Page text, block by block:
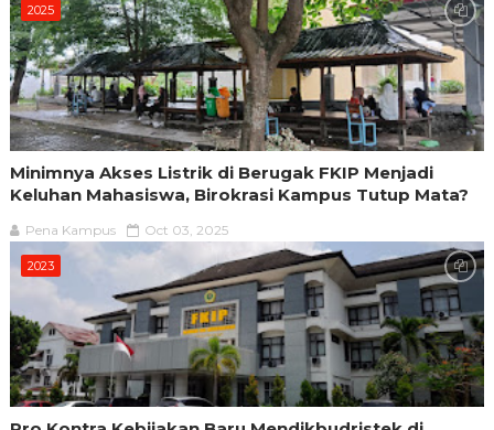
2025
Minimnya Akses Listrik di Berugak FKIP Menjadi
Keluhan Mahasiswa, Birokrasi Kampus Tutup Mata?
Pena Kampus Oct 03, 2025
2023